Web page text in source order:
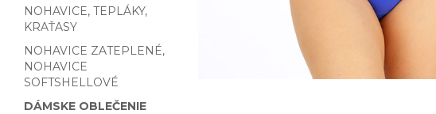
NOHAVICE, TEPLÁKY,
KRAŤASY
NOHAVICE ZATEPLENÉ,
NOHAVICE
SOFTSHELLOVÉ
DÁMSKE OBLEČENIE